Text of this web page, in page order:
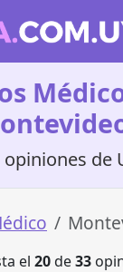
opiniones de
el 20de33